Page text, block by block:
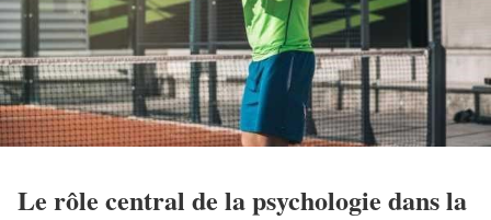
Le rôle central de la psychologie dans la